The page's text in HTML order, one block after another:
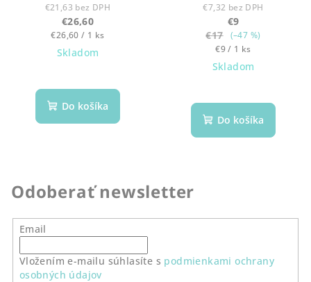
€21,63 bez DPH
€26,60
Jednotková
cena:
€26,60 / 1 ks
Skladom
Do košíka
€7,32 bez DPH
€9
€17
(–47 %)
Jednotková
cena:
€9 / 1 ks
Skladom
Do košíka
Odoberať newsletter
Email
Vložením e-mailu súhlasíte s podmienkami ochrany
osobných údajov